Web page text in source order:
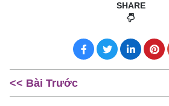
SHARE
<< Bài Trước